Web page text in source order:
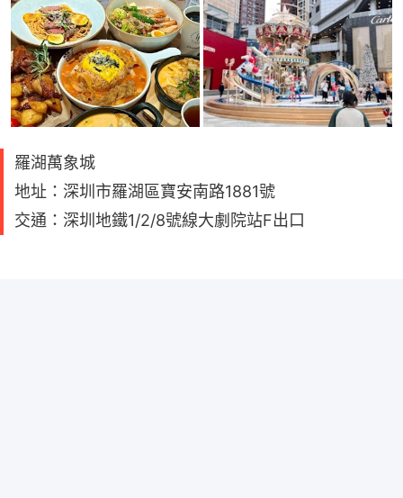
羅湖萬象城
地址：深圳市羅湖區寶安南路1881號
交通：深圳地鐵1/2/8號線大劇院站F出口